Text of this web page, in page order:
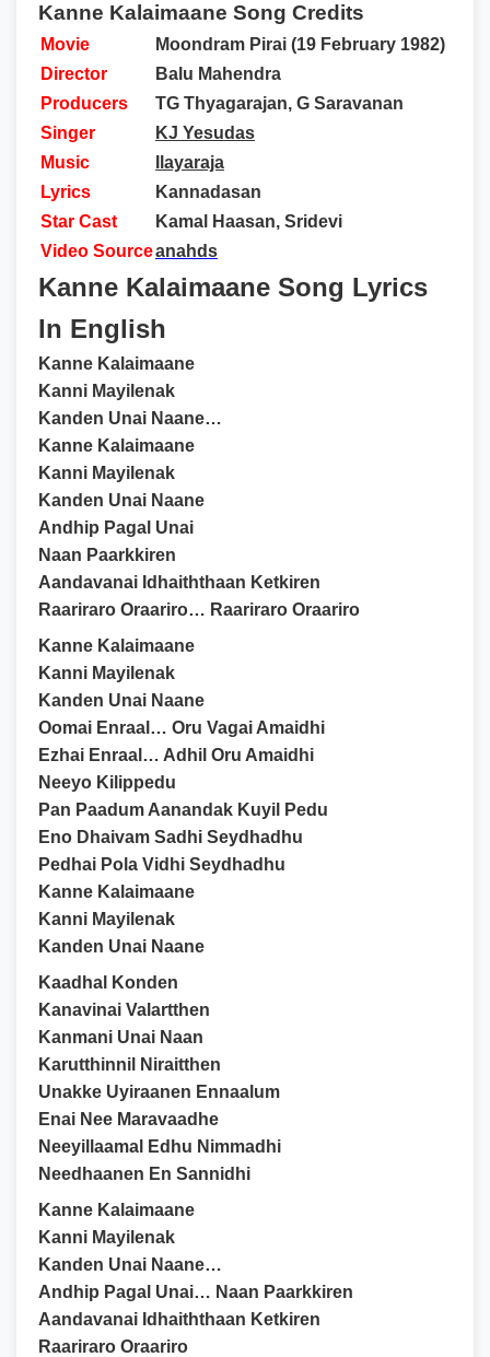
Kanne Kalaimaane Song Credits
Movie
Moondram Pirai (19 February 1982)
Director
Balu Mahendra
Producers
TG Thyagarajan, G Saravanan
Singer
KJ Yesudas
Music
Ilayaraja
Lyrics
Kannadasan
Star Cast
Kamal Haasan, Sridevi
Video Sourceanahds
Kanne Kalaimaane Song Lyrics
In English
Kanne Kalaimaane
Kanni Mayilenak
Kanden Unai Naane…
Kanne Kalaimaane
Kanni Mayilenak
Kanden Unai Naane
Andhip Pagal Unai
Naan Paarkkiren
Aandavanai Idhaiththaan Ketkiren
Raariraro Oraariro… Raariraro Oraariro
Kanne Kalaimaane
Kanni Mayilenak
Kanden Unai Naane
Oomai Enraal… Oru Vagai Amaidhi
Ezhai Enraal… Adhil Oru Amaidhi
Neeyo Kilippedu
Pan Paadum Aanandak Kuyil Pedu
Eno Dhaivam Sadhi Seydhadhu
Pedhai Pola Vidhi Seydhadhu
Kanne Kalaimaane
Kanni Mayilenak
Kanden Unai Naane
Kaadhal Konden
Kanavinai Valartthen
Kanmani Unai Naan
Karutthinnil Niraitthen
Unakke Uyiraanen Ennaalum
Enai Nee Maravaadhe
Neeyillaamal Edhu Nimmadhi
Needhaanen En Sannidhi
Kanne Kalaimaane
Kanni Mayilenak
Kanden Unai Naane…
Andhip Pagal Unai… Naan Paarkkiren
Aandavanai Idhaiththaan Ketkiren
Raariraro Oraariro